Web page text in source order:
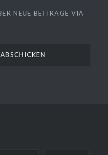
NEUE BEITRÄGE VIA